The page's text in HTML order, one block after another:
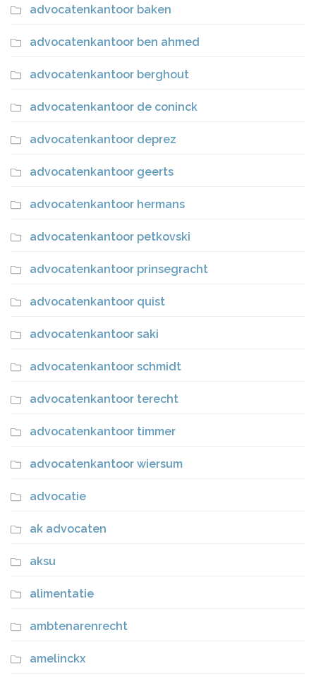
advocatenkantoor baken
advocatenkantoor ben ahmed
advocatenkantoor berghout
advocatenkantoor de coninck
advocatenkantoor deprez
advocatenkantoor geerts
advocatenkantoor hermans
advocatenkantoor petkovski
advocatenkantoor prinsegracht
advocatenkantoor quist
advocatenkantoor saki
advocatenkantoor schmidt
advocatenkantoor terecht
advocatenkantoor timmer
advocatenkantoor wiersum
advocatie
ak advocaten
aksu
alimentatie
ambtenarenrecht
amelinckx